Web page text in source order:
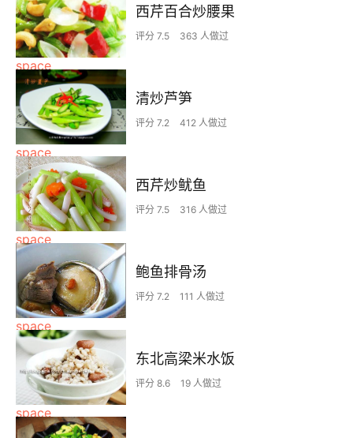
西芹百合炒腰果
评分 7.5 363 人做过
清炒芦笋
评分 7.2 412 人做过
西芹炒鱿鱼
评分 7.5 316 人做过
鲍鱼排骨汤
评分 7.2 111 人做过
东北高梁米水饭
评分 8.6 19 人做过